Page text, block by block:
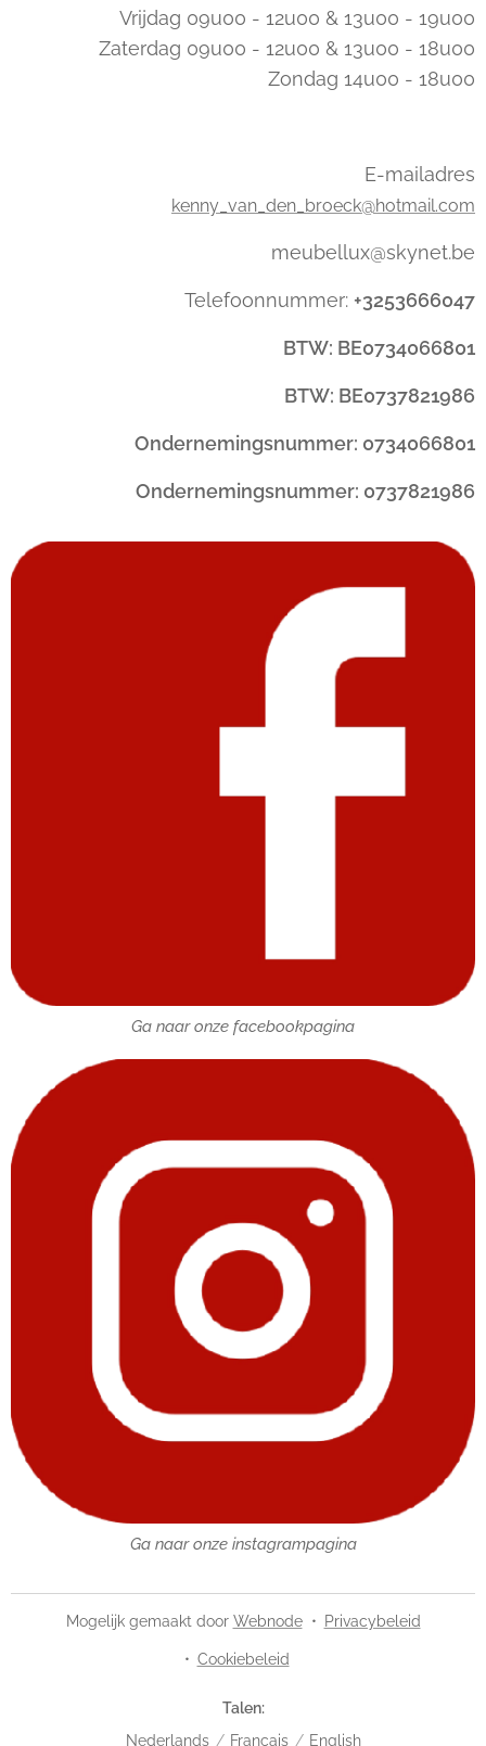
Vrijdag 09u00 - 12u00 & 13u00 - 19u00
Zaterdag 09u00 - 12u00 & 13u00 - 18u00
Zondag 14u00 - 18u00
E-mailadres
kenny_van_den_broeck@hotmail.com
meubellux@skynet.be
Telefoonnummer: +3253666047
BTW: BE0734066801
BTW: BE0737821986
Ondernemingsnummer: 0734066801
Ondernemingsnummer: 0737821986
Ga naar onze facebookpagina
Ga naar onze instagrampagina
Mogelijk gemaakt door Webnode Privacybeleid
Cookiebeleid
Talen
Nederlands
Français English